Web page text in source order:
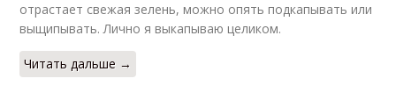
отрастает свежая зелень, можно опять подкапывать или
выщипывать. Лично я выкапываю целиком.
Читать дальше →